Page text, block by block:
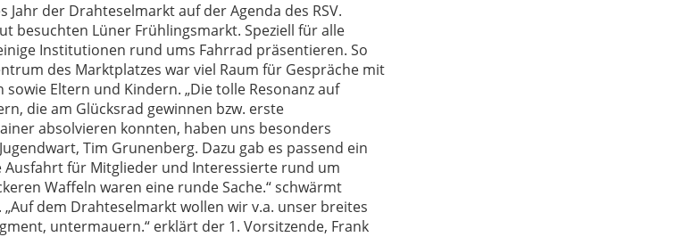
Jahr der Drahteselmarkt auf der Agenda des RSV.
besuchten Lüner Frühlingsmarkt. Speziell für alle
Institutionen rund ums Fahrrad präsentieren. So
des Marktplatzes war viel Raum für Gespräche mit
Eltern und Kindern. „Die tolle Resonanz auf
die am Glücksrad gewinnen bzw. erste
absolvieren konnten, haben uns besonders
Tim Grunenberg. Dazu gab es passend ein
für Mitglieder und Interessierte rund um
Waffeln waren eine runde Sache.“ schwärmt
dem Drahteselmarkt wollen wir v.a. unser breites
untermauern.“ erklärt der 1. Vorsitzende, Frank